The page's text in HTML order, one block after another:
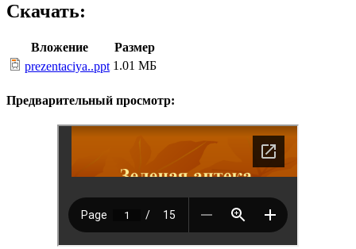
Скачать:
Вложение
Размер
prezentaciya..ppt 1.01 МБ
Предварительный просмотр: